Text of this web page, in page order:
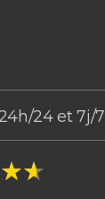
24 et 7j/7